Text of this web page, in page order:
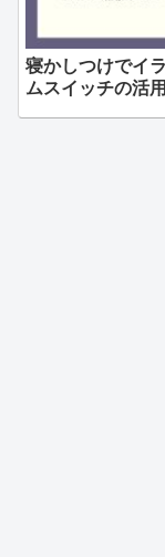
寝かしつけでイ
ムスイッチの活